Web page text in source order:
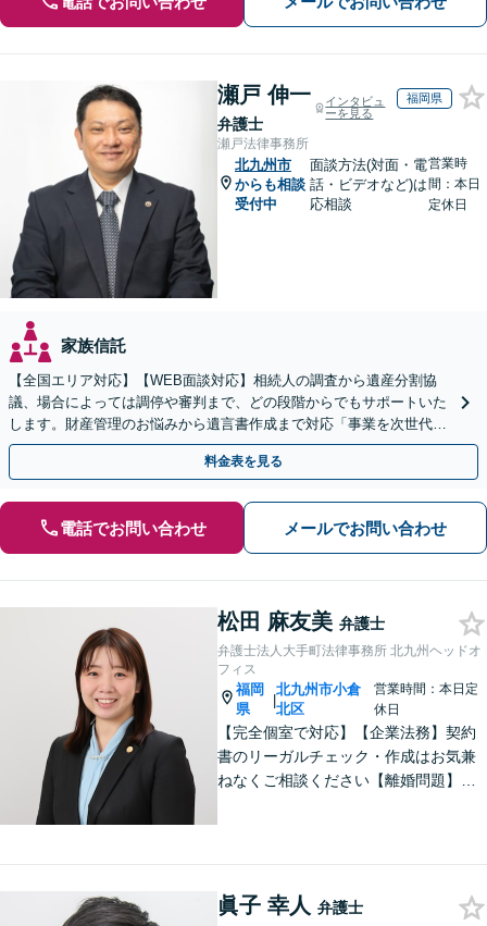
瀬戸 伸一
弁護士
インタビュ
ーを見る
福岡県
瀬戸法律事務所
北九州市
からも相談
受付中
面談方法(対面・電
話・ビデオなど)は
応相談
営業時
間：本日
定休日
家族信託
【全国エリア対応】【WEB面談対応】相続人の調査から遺産分割協
議、場合によっては調停や審判まで、どの段階からでもサポートいた
します。財産管理のお悩みから遺言書作成まで対応「事業を次世代に
引き継ぐ安心の事業承継をサポート」【完全個室相談】
料金表を見る
電話でお問い合わせ メールでお問い合わせ
松田 麻友美 弁護士
弁護士法人大手町法律事務所 北九州ヘッドオ
フィス
福岡
県
|
北九州市小倉
北区
営業時間：本日定
休日
【完全個室で対応】【企業法務】契約
書のリーガルチェック・作成はお気兼
ねなくご相談ください【離婚問題】不
眞子 幸人 弁護士